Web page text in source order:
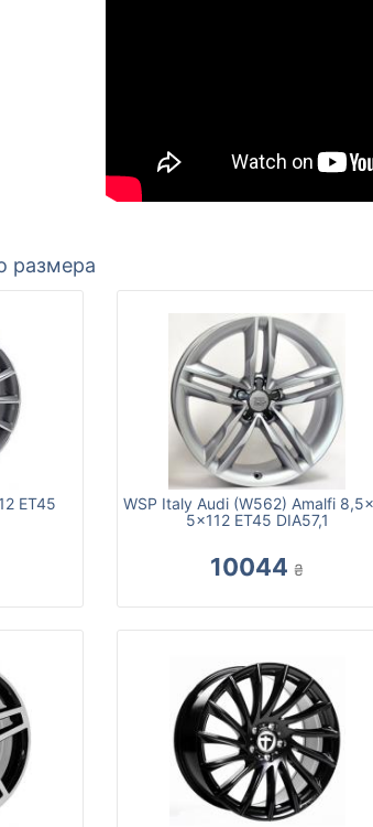
размера
ET45
WSP Italy Audi (W562) Amalfi
5x112 ET45 DIA57,1
10044 ₴